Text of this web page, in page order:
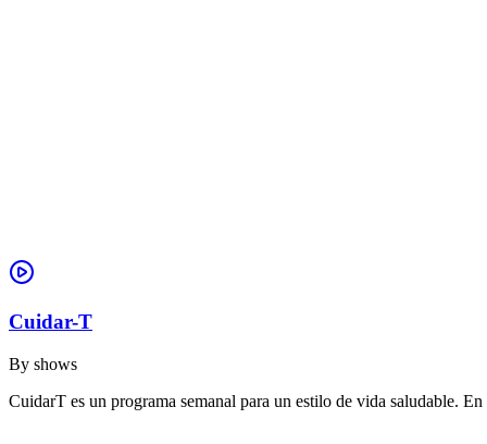
Cuidar-T
By shows
CuidarT es un programa semanal para un estilo de vida saludable.